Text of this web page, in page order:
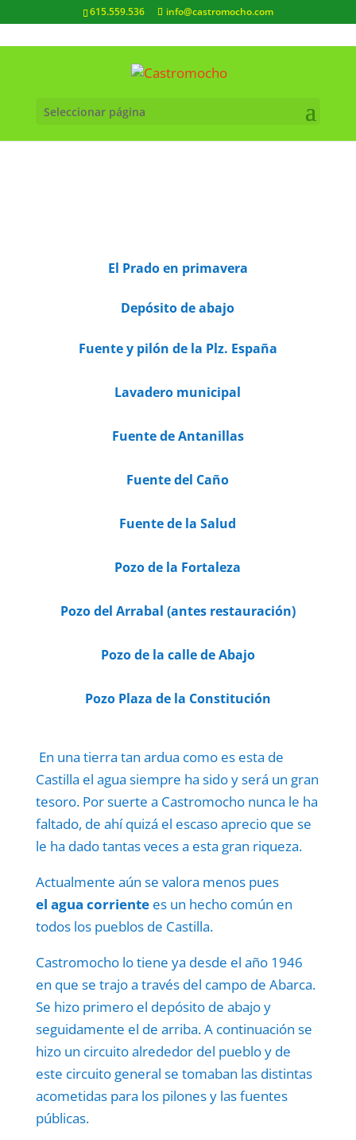
615.559.536 info@castromocho.com
Seleccionar página
El Prado en primavera
Depósito de abajo
Fuente y pilón de la Plz. España
Lavadero municipal
Fuente de Antanillas
Fuente del Caño
Fuente de la Salud
Pozo de la Fortaleza
Pozo del Arrabal (antes restauración)
Pozo de la calle de Abajo
Pozo Plaza de la Constitución
En una tierra tan ardua como es esta de
Castilla el agua siempre ha sido y será un gran
tesoro. Por suerte a Castromocho nunca le ha
faltado, de ahí quizá el escaso aprecio que se
le ha dado tantas veces a esta gran riqueza.
Actualmente aún se valora menos pues
el agua corrientees un hecho común en
todos los pueblos de Castilla.
Castromocho lo tiene ya desde el año 1946
en que se trajo a través del campo de Abarca.
Se hizo primero el depósito de abajo y
seguidamente el de arriba. A continuación se
hizo un circuito alrededor del pueblo y de
este circuito general se tomaban las distintas
acometidas para los pilones y las fuentes
públicas.